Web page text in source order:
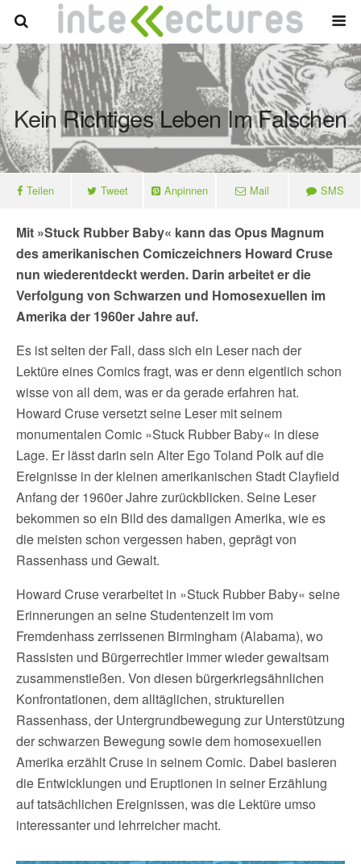
Kein Richtiges Leben Im Falschen
Teilen Tweet Anpinnen Mail SMS
Mit »Stuck Rubber Baby« kann das Opus Magnum
des amerikanischen Comiczeichners Howard Cruse
nun wiederentdeckt werden. Darin arbeitet er die
Verfolgung von Schwarzen und Homosexuellen im
Amerika der 1960er Jahre auf.
Es ist selten der Fall, dass sich ein Leser nach der
Lektüre eines Comics fragt, was er denn eigentlich schon
wisse von all dem, was er da gerade erfahren hat.
Howard Cruse versetzt seine Leser mit seinem
monumentalen Comic »Stuck Rubber Baby« in diese
Lage. Er lässt darin sein Alter Ego Toland Polk auf die
Ereignisse in der kleinen amerikanischen Stadt Clayfield
Anfang der 1960er Jahre zurückblicken. Seine Leser
bekommen so ein Bild des damaligen Amerika, wie es
die meisten schon vergessen haben, geprägt von
Rassenhass und Gewalt.
Howard Cruse verarbeitet in »Stuck Rubber Baby« seine
Erinnerungen an seine Studentenzeit im vom
Fremdenhass zerrissenen Birmingham (Alabama), wo
Rassisten und Bürgerrechtler immer wieder gewaltsam
zusammenstießen. Von diesen bürgerkriegsähnlichen
Konfrontationen, dem alltäglichen, strukturellen
Rassenhass, der Untergrundbewegung zur Unterstützung
der schwarzen Bewegung sowie dem homosexuellen
Amerika erzählt Cruse in seinem Comic. Dabei basieren
die Entwicklungen und Eruptionen in seiner Erzählung
auf tatsächlichen Ereignissen, was die Lektüre umso
interessanter und lehrreicher macht.